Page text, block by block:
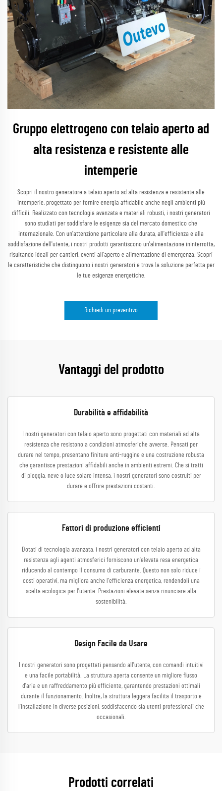
Gruppo elettrogeno con telaio aperto ad
alta resistenza e resistente alle
intemperie
Scopri il nostro generatore a telaio aperto ad alta resistenza e resistente alle
intemperie, progettato per fornire energia affidabile anche negli ambienti più
difficili. Realizzato con tecnologia avanzata e materiali robusti, i nostri generatori
sono studiati per soddisfare le esigenze sia del mercato domestico che
internazionale. Con un'attenzione particolare alla durata, all'efficienza e alla
soddisfazione dell'utente, i nostri prodotti garantiscono un'alimentazione ininterrotta,
risultando ideali per cantieri, eventi all'aperto e alimentazione di emergenza. Scopri
le caratteristiche che distinguono i nostri generatori e trova la soluzione perfetta per
le tue esigenze energetiche.
Richiedi un preventivo
Vantaggi del prodotto
Durabilità e affidabilità
I nostri generatori con telaio aperto sono progettati con materiali ad alta
resistenza che resistono a condizioni atmosferiche avverse. Pensati per
durare nel tempo, presentano finiture anti-ruggine e una costruzione robusta
che garantisce prestazioni affidabili anche in ambienti estremi. Che si tratti
di pioggia, neve o luce solare intensa, i nostri generatori sono costruiti per
durare e offrire prestazioni costanti.
Fattori di produzione efficienti
Dotati di tecnologia avanzata, i nostri generatori con telaio aperto ad alta
resistenza agli agenti atmosferici forniscono un'elevata resa energetica
riducendo al contempo il consumo di carburante. Questo non solo riduce i
costi operativi, ma migliora anche l'efficienza energetica, rendendoli una
scelta ecologica per l'utente. Prestazioni elevate senza rinunciare alla
sostenibilità.
Design Facile da Usare
I nostri generatori sono progettati pensando all'utente, con comandi intuitivi
e una facile portabilità. La struttura aperta consente un migliore flusso
d'aria e un raffreddamento più efficiente, garantendo prestazioni ottimali
durante il funzionamento. Inoltre, la struttura leggera facilita il trasporto e
l'installazione in diverse posizioni, soddisfacendo sia utenti professionali che
occasionali.
Prodotti correlati